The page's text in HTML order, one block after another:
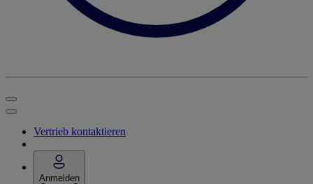
Vertrieb kontaktieren
Anmelden